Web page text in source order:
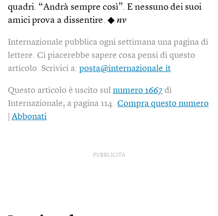
quadri. “Andrà sempre così”. E nessuno dei suoi
amici prova a dissentire. ◆ nv
Internazionale pubblica ogni settimana una pagina di
lettere. Ci piacerebbe sapere cosa pensi di questo
articolo. Scrivici a: posta@internazionale.it
Questo articolo è uscito sul numero 1667 di
Internazionale, a pagina 114. Compra questo numero
Abbonati
PUBBLICITÀ